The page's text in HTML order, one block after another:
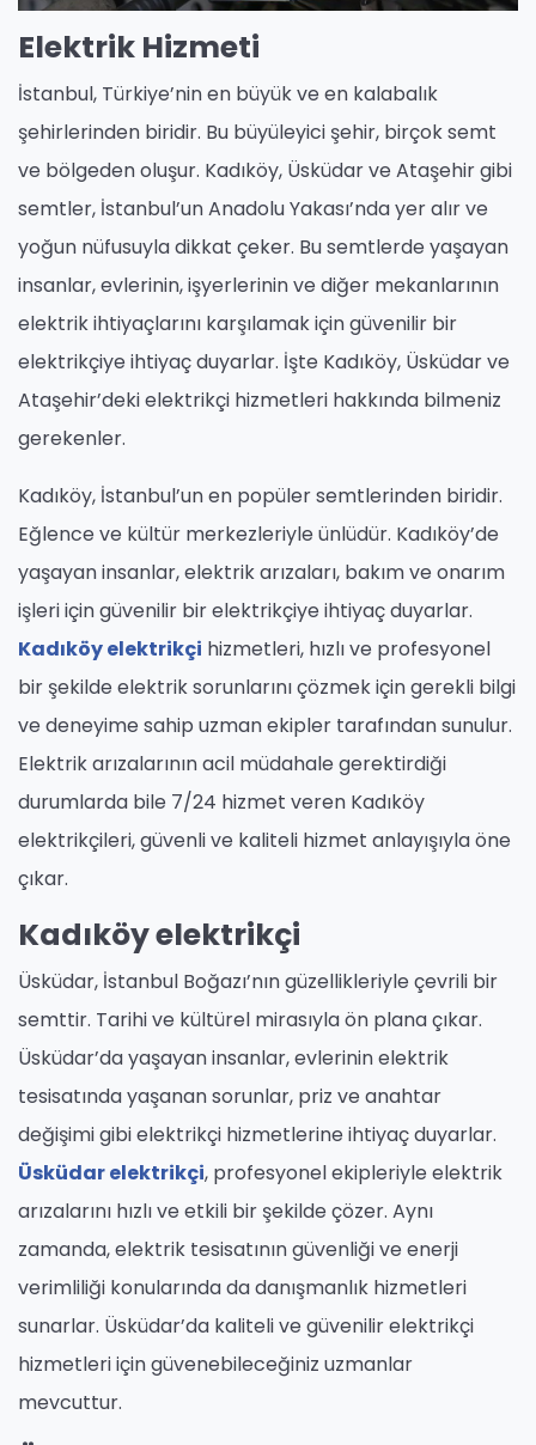
Elektrik Hizmeti
İstanbul, Türkiye’nin en büyük ve en kalabalık
şehirlerinden biridir. Bu büyüleyici şehir, birçok semt
ve bölgeden oluşur. Kadıköy, Üsküdar ve Ataşehir gibi
semtler, İstanbul’un Anadolu Yakası’nda yer alır ve
yoğun nüfusuyla dikkat çeker. Bu semtlerde yaşayan
insanlar, evlerinin, işyerlerinin ve diğer mekanlarının
elektrik ihtiyaçlarını karşılamak için güvenilir bir
elektrikçiye ihtiyaç duyarlar. İşte Kadıköy, Üsküdar ve
Ataşehir’deki elektrikçi hizmetleri hakkında bilmeniz
gerekenler.
Kadıköy, İstanbul’un en popüler semtlerinden biridir.
Eğlence ve kültür merkezleriyle ünlüdür. Kadıköy’de
yaşayan insanlar, elektrik arızaları, bakım ve onarım
işleri için güvenilir bir elektrikçiye ihtiyaç duyarlar.
Kadıköy elektrikçi hizmetleri, hızlı ve profesyonel
bir şekilde elektrik sorunlarını çözmek için gerekli bilgi
ve deneyime sahip uzman ekipler tarafından sunulur.
Elektrik arızalarının acil müdahale gerektirdiği
durumlarda bile 7/24 hizmet veren Kadıköy
elektrikçileri, güvenli ve kaliteli hizmet anlayışıyla öne
çıkar.
Kadıköy elektrikçi
Üsküdar, İstanbul Boğazı’nın güzellikleriyle çevrili bir
semttir. Tarihi ve kültürel mirasıyla ön plana çıkar.
Üsküdar’da yaşayan insanlar, evlerinin elektrik
tesisatında yaşanan sorunlar, priz ve anahtar
değişimi gibi elektrikçi hizmetlerine ihtiyaç duyarlar.
Üsküdar elektrikçi, profesyonel ekipleriyle elektrik
arızalarını hızlı ve etkili bir şekilde çözer. Aynı
zamanda, elektrik tesisatının güvenliği ve enerji
verimliliği konularında da danışmanlık hizmetleri
sunarlar. Üsküdar’da kaliteli ve güvenilir elektrikçi
hizmetleri için güvenebileceğiniz uzmanlar
mevcuttur.